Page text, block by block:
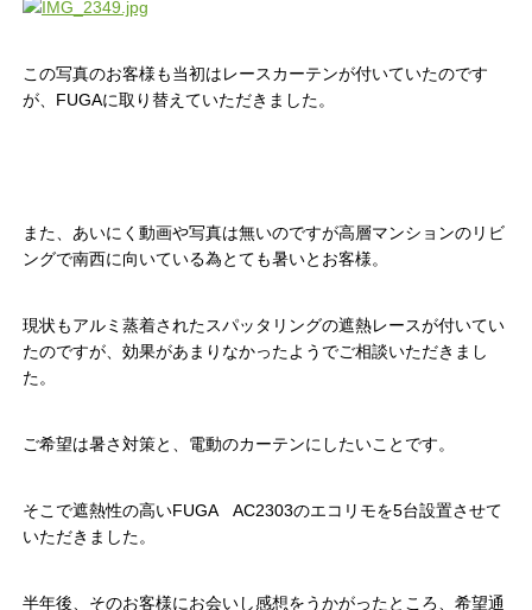
この写真のお客様も当初はレースカーテンが付いていたのです
が、FUGAに取り替えていただきました。
また、あいにく動画や写真は無いのですが高層マンションのリビ
ングで南西に向いている為とても暑いとお客様。
現状もアルミ蒸着されたスパッタリングの遮熱レースが付いてい
たのですが、効果があまりなかったようでご相談いただきまし
た。
ご希望は暑さ対策と、電動のカーテンにしたいことです。
そこで遮熱性の高いFUGA AC2303のエコリモを5台設置させて
いただきました。
半年後、そのお客様にお会いし感想をうかがったところ、希望通